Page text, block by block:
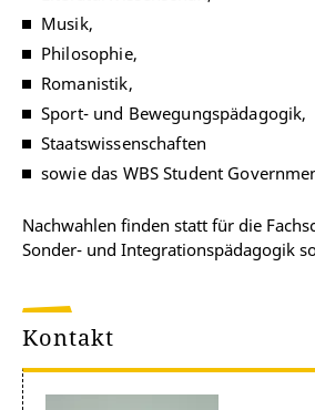
Musik,
Philosophie,
Romanistik,
Sport- und Bewegungspädagogik,
Staatswissenschaften
sowie das WBS Student
Nachwahlen finden statt für die
Sonder- und Integrationspädagogik
Kontakt